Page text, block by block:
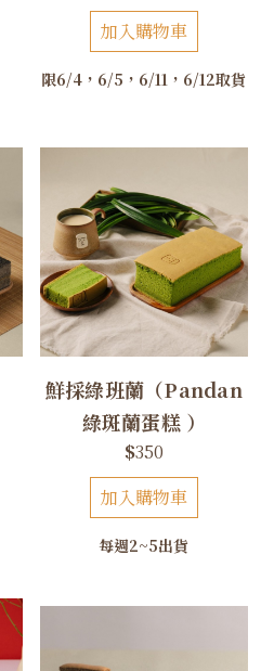
加入購物車
限6/4，6/5，6/11，6/12取貨
鮮採綠班蘭（Pandan
綠斑蘭蛋糕 ）
$350
加入購物車
每週2~5出貨